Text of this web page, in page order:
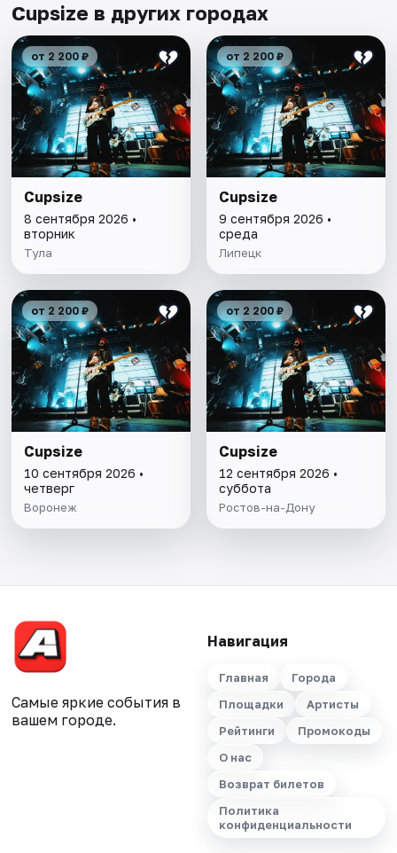
Cupsize в других городах
от 2 200 ₽
Cupsize
8 сентября 2026 •
вторник
Тула
от 2 200 ₽
Cupsize
9 сентября 2026 •
среда
Липецк
от 2 200 ₽
Cupsize
10 сентября 2026 •
четверг
Воронеж
от 2 200 ₽
Cupsize
12 сентября 2026 •
суббота
Ростов-на-Дону
Самые яркие события в
вашем городе.
Навигация
Главная
Города
Площадки
Артисты
Рейтинги
Промокоды
О нас
Возврат билетов
Политика
конфиденциальности